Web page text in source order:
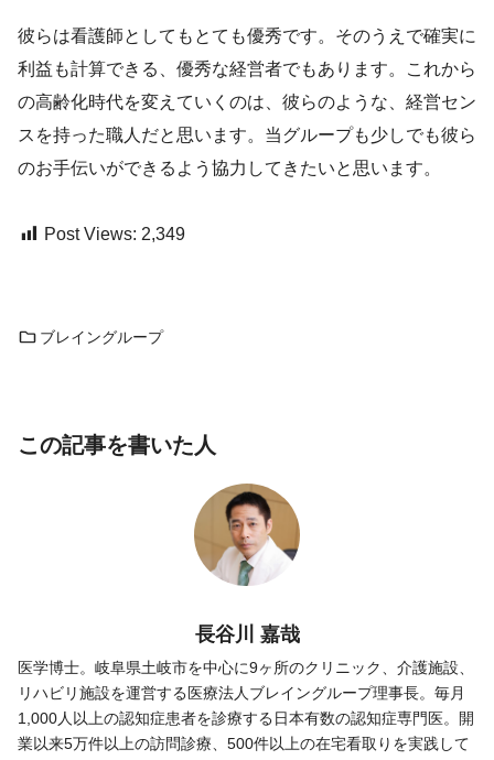
彼らは看護師としてもとても優秀です。そのうえで確実に
利益も計算できる、優秀な経営者でもあります。これから
の高齢化時代を変えていくのは、彼らのような、経営セン
スを持った職人だと思います。当グループも少しでも彼ら
のお手伝いができるよう協力してきたいと思います。
Post Views: 2,349
ブレイングループ
この記事を書いた人
長谷川 嘉哉
医学博士。岐阜県土岐市を中心に9ヶ所のクリニック、介護施設、
リハビリ施設を運営する医療法人ブレイングループ理事長。毎月
1,000人以上の認知症患者を診療する日本有数の認知症専門医。開
業以来5万件以上の訪問診療、500件以上の在宅看取りを実践して